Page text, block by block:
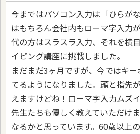
今まではパソコン入力は「ひらが
はもちろん会社内もローマ字入力
代の方はスラスラ入力、それを横
イピング講座に挑戦しました。
まだまだ3ヶ月ですが、今ではキ
てるようになりました。頭と指先
えますけどね！ローマ字入力ムズ
先生たちも優しく教えていただけ
なるかと思っています。60歳以上